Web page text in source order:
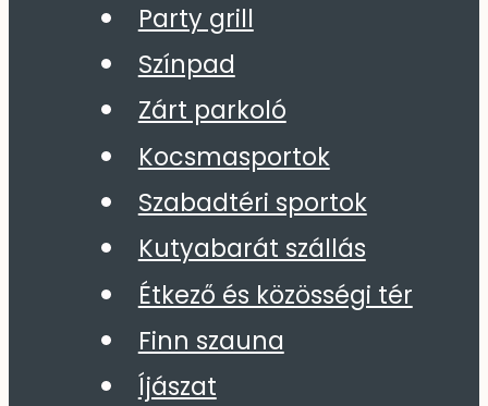
Party grill
Színpad
Zárt parkoló
Kocsmasportok
Szabadtéri sportok
Kutyabarát szállás
Étkező és közösségi tér
Finn szauna
Íjászat